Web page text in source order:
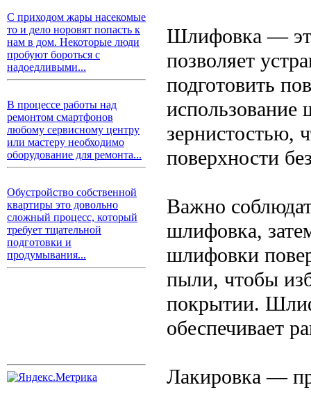
С приходом жары насекомые
то и дело норовят попасть к
нам в дом. Некоторые люди
пробуют бороться с
надоедливыми...
В процессе работы над
ремонтом смартфонов
любому сервисному центру
или мастеру необходимо
оборудование для ремонта...
Обустройство собственной
квартиры это довольно
сложный процесс, который
требует тщательной
подготовки и
продумывания...
Шлифовка —
позволяет
подготовить
зернистостью,
поверхности
Важно
шлифовка,
шлифовки
пыли, чтобы
покрытии.
обеспечивает
Лакировка —